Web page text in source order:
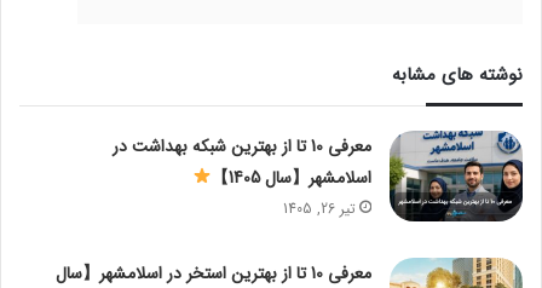
نوشته های مشابه
معرفی 10 تا از بهترین شبکه بهداشت در
اسلامشهر【سال 1405】
تیر 26, 1405
معرفی 10 تا از بهترین استخر در اسلامشهر【سال